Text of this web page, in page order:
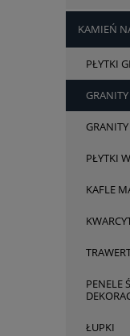
KAMIEŃ
PŁYTKI
PŁYTKI
KAFLE
PENELE
ŁUPKI